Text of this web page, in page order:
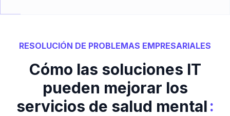
RESOLUCIÓN DE PROBLEMAS EMPRESARIALES
Cómo las soluciones IT
pueden mejorar los
servicios de salud mental: